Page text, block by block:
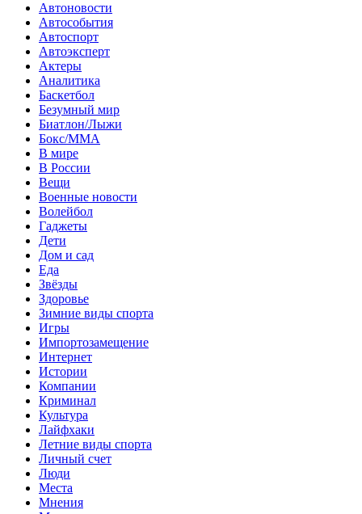
Автоновости
Автособытия
Автоспорт
Автоэксперт
Актеры
Аналитика
Баскетбол
Безумный мир
Биатлон/Лыжи
Бокс/MMA
В мире
В России
Вещи
Военные новости
Волейбол
Гаджеты
Дети
Дом и сад
Еда
Звёзды
Здоровье
Зимние виды спорта
Игры
Импортозамещение
Интернет
Истории
Компании
Криминал
Культура
Лайфхаки
Летние виды спорта
Личный счет
Люди
Места
Мнения